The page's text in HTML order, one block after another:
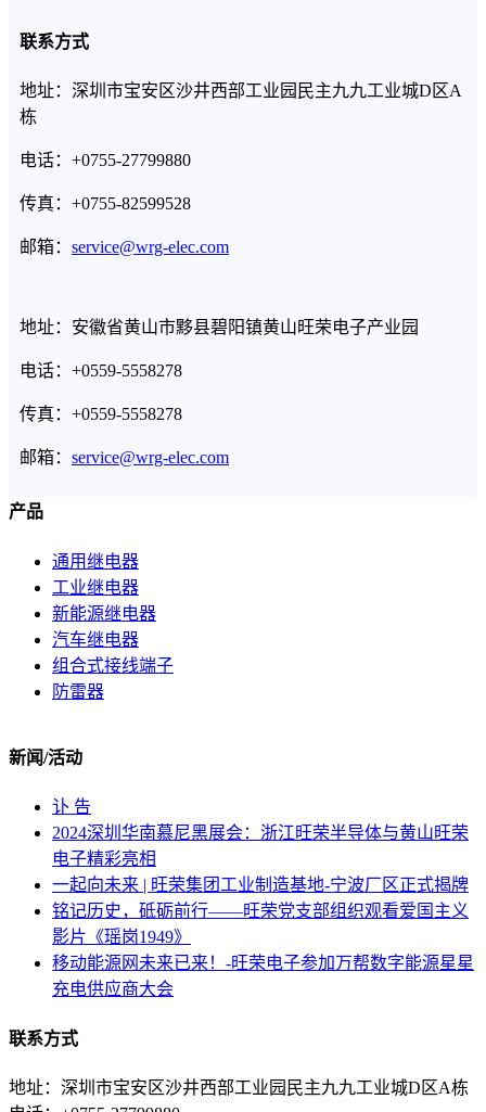
联系方式
地址：深圳市宝安区沙井西部工业园民主九九工业城D区A
栋
电话：+0755-27799880
传真：+0755-82599528
邮箱： service@wrg-elec.com
地址：安徽省黄山市黟县碧阳镇黄山旺荣电子产业园
电话：+0559-5558278
传真：+0559-5558278
邮箱： service@wrg-elec.com
产品
通用继电器
工业继电器
新能源继电器
汽车继电器
组合式接线端子
防雷器
新闻/活动
讣 告
2024深圳华南慕尼黑展会：浙江旺荣半导体与黄山旺荣
电子精彩亮相
一起向未来 | 旺荣集团工业制造基地-宁波厂区正式揭牌
铭记历史，砥砺前行——旺荣党支部组织观看爱国主义
影片《瑶岗1949》
移动能源网未来已来！-旺荣电子参加万帮数字能源星星
充电供应商大会
联系方式
地址：深圳市宝安区沙井西部工业园民主九九工业城D区A栋